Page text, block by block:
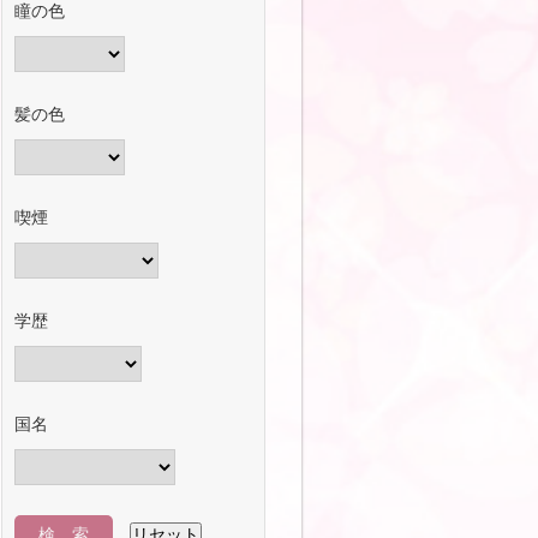
瞳の色
髪の色
喫煙
学歴
国名